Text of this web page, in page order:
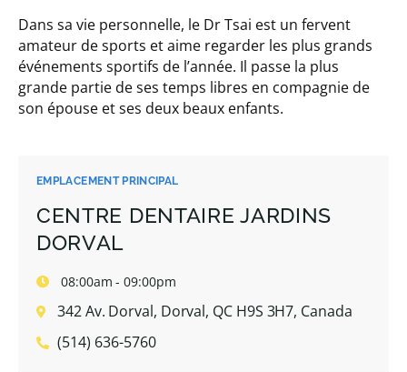
EMPLACEMENT PRINCIPAL
CENTRE DENTAIRE JARDINS
DORVAL
08:00am - 09:00pm
342 Av. Dorval, Dorval, QC H9S 3H7, Canada
(514) 636-5760
Dans sa vie personnelle, le Dr Tsai est un fervent
amateur de sports et aime regarder les plus grands
événements sportifs de l’année. Il passe la plus
grande partie de ses temps libres en compagnie de
son épouse et ses deux beaux enfants.